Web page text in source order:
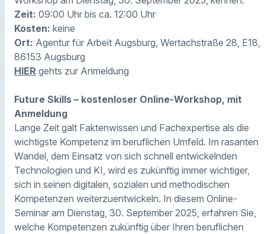
Zeit: 09:00 Uhr bis ca. 12:00 Uhr
Kosten: keine
Ort: Agentur für Arbeit Augsburg, Wertachstraße 28, E18,
86153 Augsburg
HIER gehts zur Anmeldung
Future Skills – kostenloser Online-Workshop, mit
Anmeldung
Lange Zeit galt Faktenwissen und Fachexpertise als die
wichtigste Kompetenz im beruflichen Umfeld. Im rasanten
Wandel, dem Einsatz von sich schnell entwickelnden
Technologien und KI, wird es zukünftig immer wichtiger,
sich in seinen digitalen, sozialen und methodischen
Kompetenzen weiterzuentwickeln. In diesem Online-
Seminar am Dienstag, 30. September 2025, erfahren Sie,
welche Kompetenzen zukünftig über Ihren beruflichen